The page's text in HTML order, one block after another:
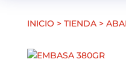
INICIO > TIENDA>